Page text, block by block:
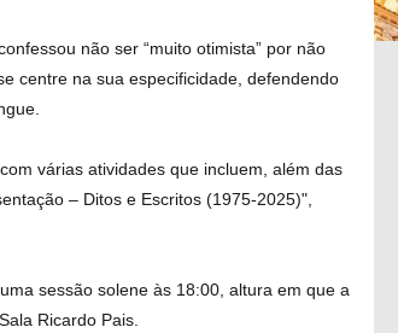
não ser “muito otimista” por não
centre na sua especificidade, defendendo
várias atividades que incluem, além das
– Ditos e Escritos (1975-2025)",
sessão solene às 18:00, altura em que a
Ricardo Pais.